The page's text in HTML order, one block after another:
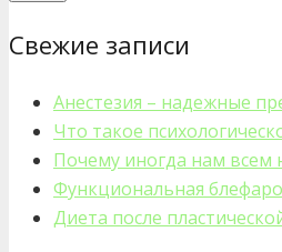
Свежие записи
Анестезия – надежные
Что такое
Почему иногда нам всем
Функциональная
Диета после